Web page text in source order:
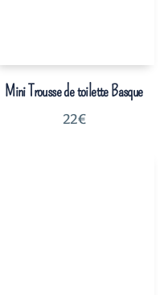
Mini Trousse de toilette Basque
22€